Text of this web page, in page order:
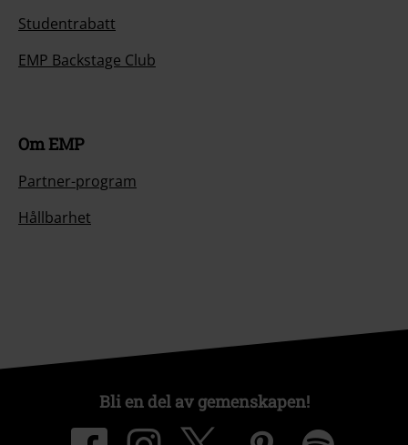
Studentrabatt
EMP Backstage Club
Om EMP
Partner-program
Hållbarhet
Bli en del av gemenskapen!